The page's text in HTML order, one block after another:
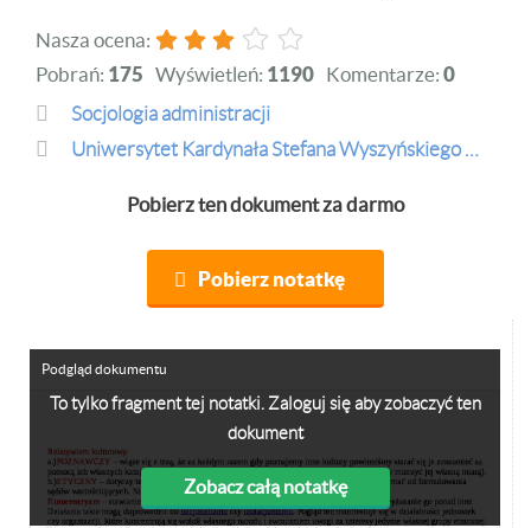
Nasza ocena:
Pobrań: 175 Wyświetleń: 1190 Komentarze: 0
socjologia administracji
Uniwersytet Kardynała Stefana Wyszyńskiego w Warszawie
Pobierz ten dokument za darmo
Pobierz notatkę
To tylko fragment tej notatki. Zaloguj się aby zobaczyć ten
dokument
Zobacz całą notatkę
Podgląd dokumentu